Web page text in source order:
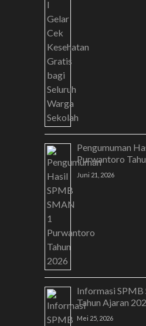
Pengumuman
Purwantoro
Juni 21, 2026
Informasi SPMB
Tahun Ajaran
Mei 25, 2026